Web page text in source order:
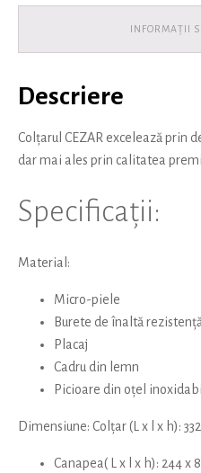
INFORMAȚII
Descriere
Colțarul CEZAR excelează prin
dar mai ales prin calitatea
Specificații:
Material:
Micro-piele
Burete de înaltă rezistență
Placaj
Cadru din lemn
Picioare din oțel inoxidabil
Dimensiune: Colțar (L x l x h):
Canapea( L x l x h): 244 x